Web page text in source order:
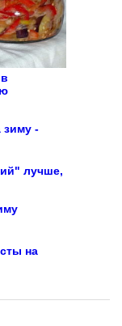
зиму -
лучше,
на